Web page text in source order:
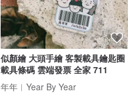
似顏繪 大頭手繪 客製載具鑰匙圈
載具條碼 雲端發票 全家 711
年年︱Year By Year